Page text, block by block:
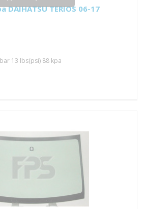
TERIOS 06-17
13 lbs(psi) 88 kpa